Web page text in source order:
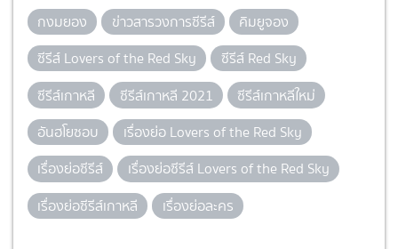
กงมยอง
ข่าวสารวงการซีรีส์
คิมยูจอง
ซีรีส์ Lovers of the Red Sky
ซีรีส์ Red Sky
ซีรีส์เกาหลี
ซีรีส์เกาหลี 2021
ซีรีส์เกาหลีใหม่
อันฮโยซอบ
เรื่องย่อ Lovers of the Red Sky
เรื่องย่อซีรีส์
เรื่องย่อซีรีส์ Lovers of the Red Sky
เรื่องย่อซีรีส์เกาหลี
เรื่องย่อละคร